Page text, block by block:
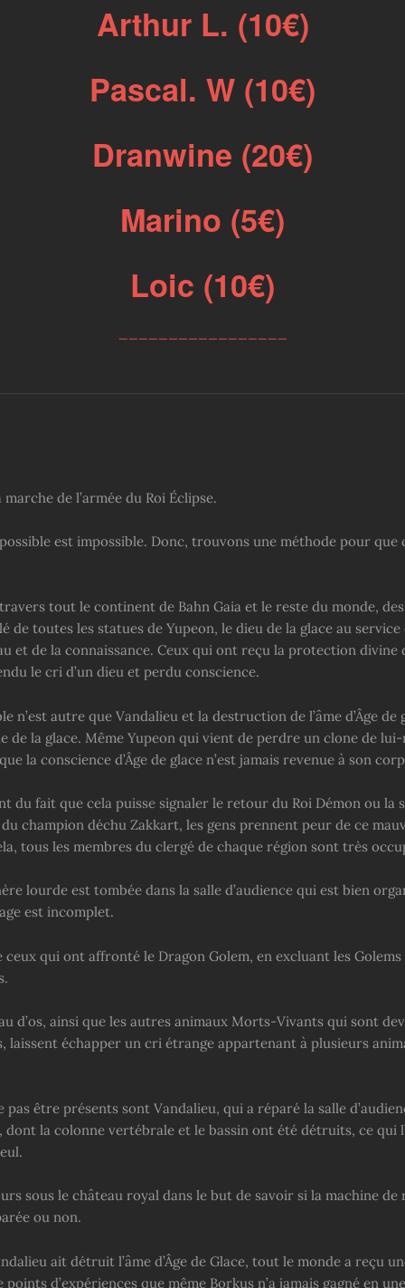
Arthur L. (10€)
Pascal. W (10€)
Dranwine (20€)
Marino (5€)
Loic (10€)
marche de l’armée du Roi Éclipse.
est impossible. Donc, trouvons une méthode pour que
tout le continent de Bahn Gaia et le reste du monde,
de toutes les statues de Yupeon, le dieu de la glace au service
et de la connaissance. Ceux qui ont reçu la protection divine
le cri d’un dieu et perdu conscience.
n’est autre que Vandalieu et la destruction de l’âme d’Âge de
de la glace. Même Yupeon qui vient de perdre un clone de lui-
la conscience d’Âge de glace n’est jamais revenue à son
du fait que cela puisse signaler le retour du Roi Démon ou la
champion déchu Zakkart, les gens prennent peur de ce
tous les membres du clergé de chaque région sont très
lourde est tombée dans la salle d’audience qui est bien
est incomplet.
ceux qui ont affronté le Dragon Golem, en excluant les
d’os, ainsi que les autres animaux Morts-Vivants qui sont
laissent échapper un cri étrange appartenant à plusieurs
pas être présents sont Vandalieu, qui a réparé la salle
dont la colonne vertébrale et le bassin ont été détruits, ce qui
sous le château royal dans le but de savoir si la machine
ou non.
ait détruit l’âme d’Âge de Glace, tout le monde a reçu
d’expériences que même Borkus n’a jamais gagné en